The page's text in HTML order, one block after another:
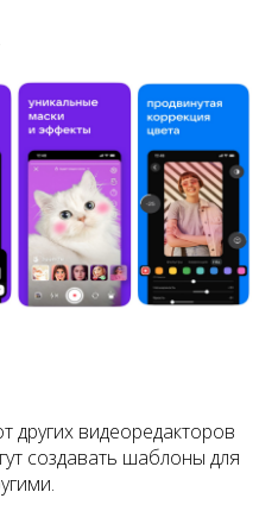
других видеоредакторов
создавать шаблоны для